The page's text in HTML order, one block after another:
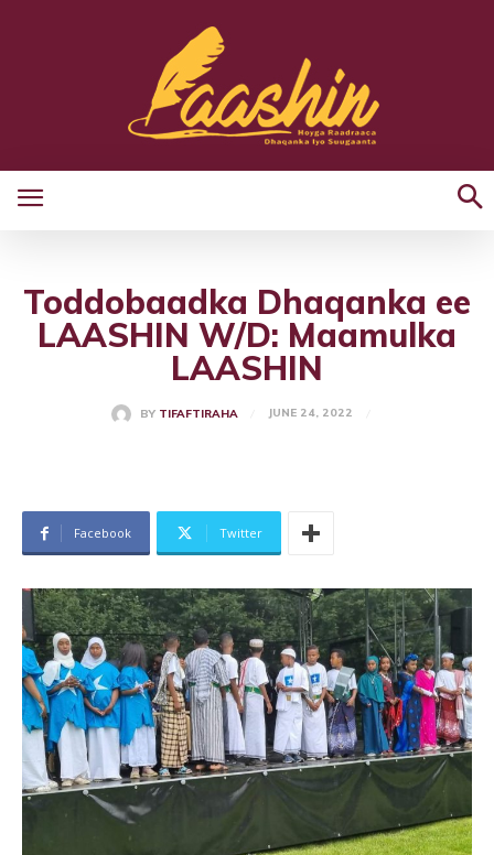
Toddobaadka Dhaqanka ee
LAASHIN W/D: Maamulka
LAASHIN
BY TIFAFTIRAHA JUNE 24, 2022
Facebook Twitter